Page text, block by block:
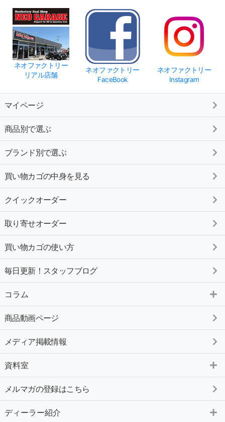
ネオファクトリー
リアル店舗
ネオファクトリー
FaceBook
ネオファクトリー
Instagram
マイページ
商品別で選ぶ
ブランド別で選ぶ
買い物カゴの中身を見る
クイックオーダー
取り寄せオーダー
買い物カゴの使い方
毎日更新！スタッフブログ
コラム
商品動画ページ
メディア掲載情報
資料室
メルマガの登録はこちら
ディーラー紹介